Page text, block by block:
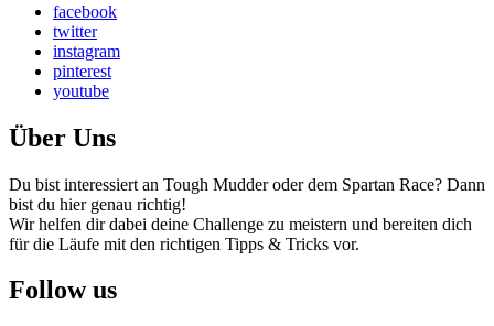
facebook
twitter
instagram
pinterest
youtube
Über Uns
Du bist interessiert an Tough Mudder oder dem Spartan Race? Dann
bist du hier genau richtig!
Wir helfen dir dabei deine Challenge zu meistern und bereiten dich
für die Läufe mit den richtigen Tipps & Tricks vor.
Follow us